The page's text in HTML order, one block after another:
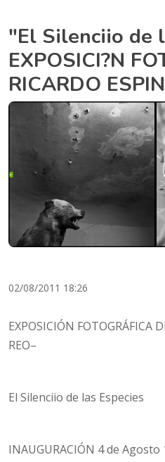
"El Silenciio de
EXPOSICI?N
RICARDO
02/08/2011 18:26
EXPOSICIÓN FOTOGRÁFICA
REO–
El Silenciio de las Especies
INAUGURACIÓN 4 de Agosto